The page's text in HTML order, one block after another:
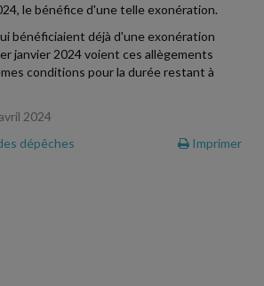
le bénéfice d'une telle exonération.
bénéficiaient déjà d'une exonération
janvier 2024 voient ces allègements
conditions pour la durée restant à
2024
dépêches
Imprimer